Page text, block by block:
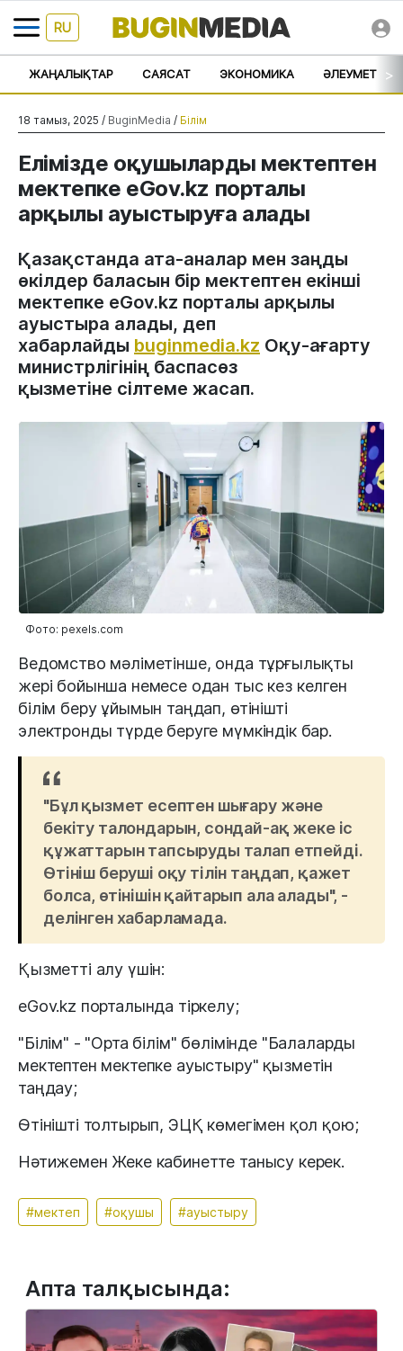
RU
ЖАҢАЛЫҚТАР САЯСАТ ЭКОНОМИКА ӘЛЕУМЕТ >
18 тамыз, 2025 / BuginMedia / Білім
Елімізде оқушыларды мектептен
мектепке eGov.kz порталы
арқылы ауыстыруға алады
Қазақстанда ата-аналар мен заңды
өкілдер баласын бір мектептен екінші
мектепке eGov.kz порталы арқылы
ауыстыра алады, деп
хабарлайды buginmedia.kz Оқу-ағарту
министрлігінің баспасөз
қызметіне сілтеме жасап.
Фото: pexels.com
Ведомство мәліметінше, онда тұрғылықты
жері бойынша немесе одан тыс кез келген
білім беру ұйымын таңдап, өтінішті
электронды түрде беруге мүмкіндік бар.
"Бұл қызмет есептен шығару және
бекіту талондарын, сондай-ақ жеке іс
құжаттарын тапсыруды талап етпейді.
Өтініш беруші оқу тілін таңдап, қажет
болса, өтінішін қайтарып ала алады", -
делінген хабарламада.
Қызметті алу үшін:
eGov.kz порталында тіркелу;
"Білім" - "Орта білім" бөлімінде "Балаларды
мектептен мектепке ауыстыру" қызметін
таңдау;
Өтінішті толтырып, ЭЦҚ көмегімен қол қою;
Нәтижемен Жеке кабинетте танысу керек.
#мектеп #оқушы #ауыстыру
Апта талқысында: